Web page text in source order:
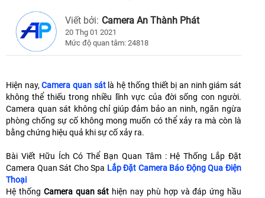
Viết bởi: Camera An Thành Phát
20 Thg 01 2021
Mức độ quan tâm: 24818
Hiện nay,Camera quan sátlà hệ thống thiết bị an ninh giám sát
không thể thiếu trong nhiều lĩnh vực của đời sống con người.
Camera quan sát không chỉ giúp đảm bảo an ninh, ngăn ngừa
phòng chống sự cố không mong muốn có thể xảy ra mà còn là
bằng chứng hiệu quả khi sự cố xảy ra.
Bài Viết Hữu Ích Có Thể Bạn Quan Tâm : Hệ Thống Lắp Đặt
Camera Quan Sát Cho Spa Lắp Đặt Camera Báo Động Qua Điện
Thoại
Hệ thống Camera quan sát hiện nay phù hợp và đáp ứng hầu